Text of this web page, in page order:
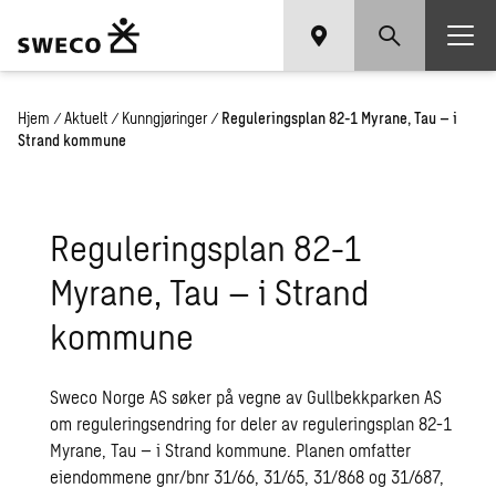
Hjem / Aktuelt / Kunngjøringer / Reguleringsplan 82-1 Myrane, Tau – i
Strand kommune
Reguleringsplan 82-1
Myrane, Tau – i Strand
kommune
Sweco Norge AS søker på vegne av Gullbekkparken AS
om reguleringsendring for deler av reguleringsplan 82-1
Myrane, Tau – i Strand kommune. Planen omfatter
eiendommene gnr/bnr 31/66, 31/65, 31/868 og 31/687,